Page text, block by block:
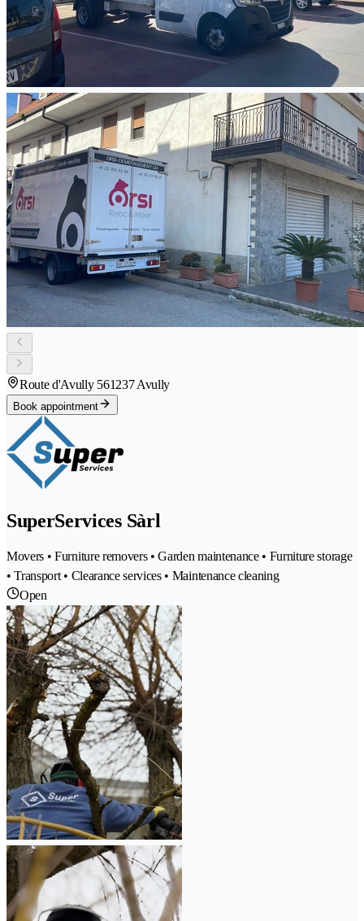
Route d'Avully 561237 Avully
Book appointment
SuperServices Sàrl
Movers • Furniture removers • Garden maintenance • Furniture storage
• Transport • Clearance services • Maintenance cleaning
Open